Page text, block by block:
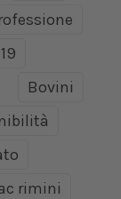
Bovini
rimini